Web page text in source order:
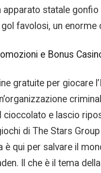
statale
favolosi, un
e Bonus
gratuite per giocare
e lascio
di The Stars
qui per salvare il
Il che è il tema